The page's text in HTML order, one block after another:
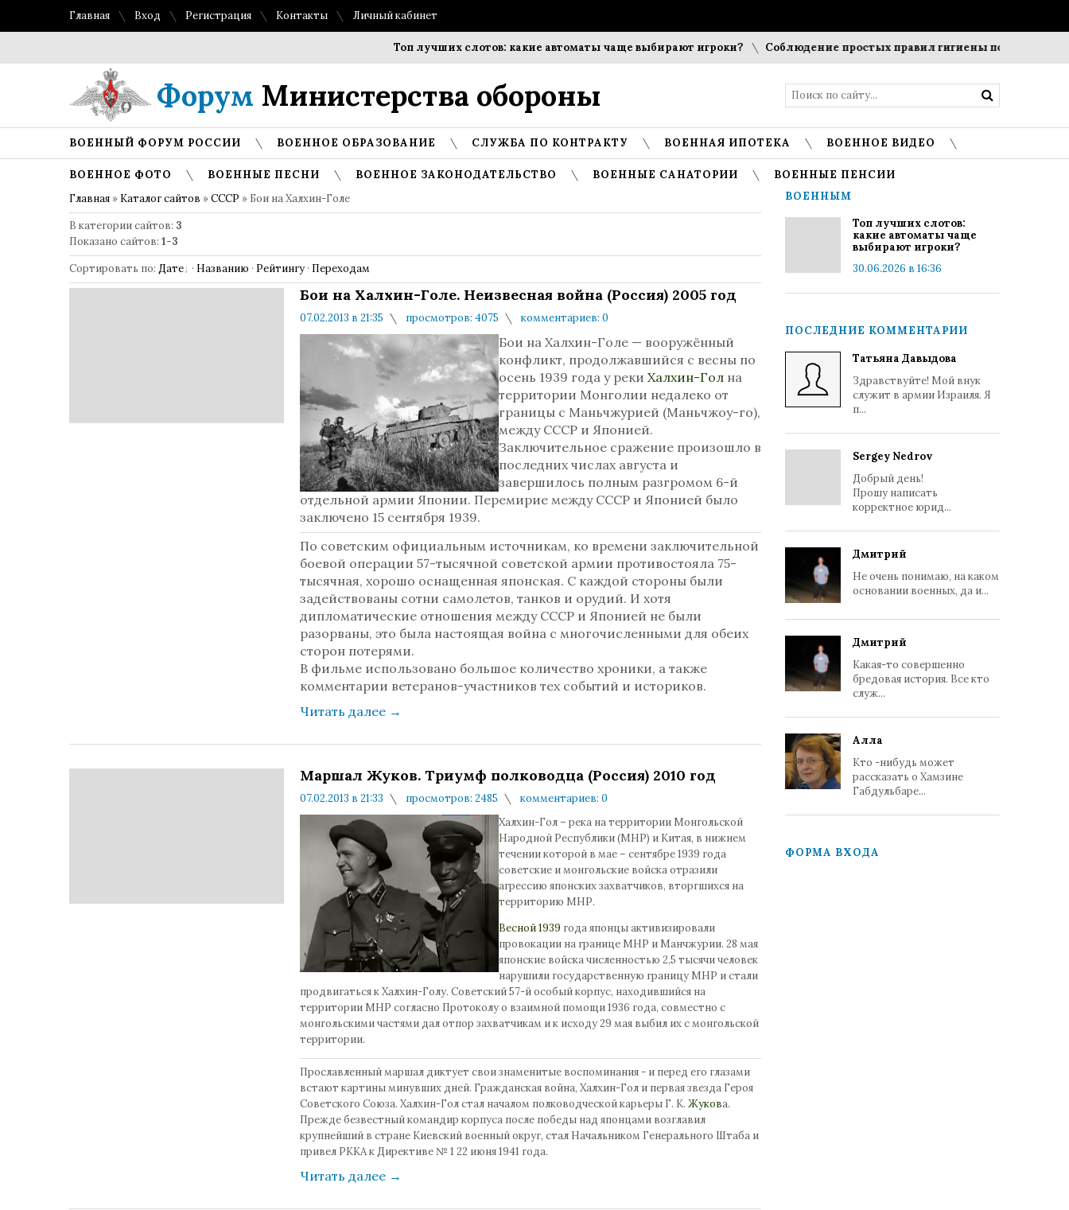
Главная Вход Регистрация Контакты Личный кабинет
Топ лучших слотов: какие автоматы чаще выбирают игроки? Соблюдение простых правил гигиены помогает
Форум Министерства обороны
ВОЕННЫЙ ФОРУМ РОССИИ ВОЕННОЕ ОБРАЗОВАНИЕ СЛУЖБА ПО КОНТРАКТУ ВОЕННАЯ ИПОТЕКА ВОЕННОЕ ВИДЕО
ВОЕННОЕ ФОТО ВОЕННЫЕ ПЕСНИ ВОЕННОЕ ЗАКОНОДАТЕЛЬСТВО ВОЕННЫЕ САНАТОРИИ
ВОЕННЫЕ ПЕНСИИ
Главная » Каталог сайтов »СССР » Бои на Халхин-Голе
В категории сайтов: 3
Показано сайтов: 1-3
Сортировать по: Дате · Названию · Рейтингу· Переходам
Бои на Халхин-Голе. Неизвесная война (Россия) 2005 год
07.02.2013 в 21:35 просмотров: 4075 комментариев: 0
Бои на Халхин-Голе — вооружённый
конфликт, продолжавшийся с весны по
осень 1939 года у реки Халхин-Гол на
территории Монголии недалеко от
границы с Маньчжурией (Маньчжоу-го),
между СССР и Японией.
Заключительное сражение произошло в
последних числах августа и
завершилось полным разгромом 6-й
отдельной армии Японии. Перемирие между СССР и Японией было
заключено 15 сентября 1939.
По советским официальным источникам, ко времени заключительной
боевой операции 57-тысячной советской армии противостояла 75-
тысячная, хорошо оснащенная японская. С каждой стороны были
задействованы сотни самолетов, танков и орудий. И хотя
дипломатические отношения между СССР и Японией не были
разорваны, это была настоящая война с многочисленными для обеих
сторон потерями.
В фильме использовано большое количество хроники, а также
комментарии ветеранов-участников тех событий и историков.
Читать далее →
Маршал Жуков. Триумф полководца (Россия) 2010 год
07.02.2013 в 21:33 просмотров: 2485
комментариев: 0
Халхин-Гол – река на территории Монгольской
Народной Республики (МНР) и Китая, в нижнем
течении которой в мае – сентябре 1939 года
советские и монгольские войска отразили
агрессию японских захватчиков, вторгшихся на
территорию МНР.
Весной 1939 года японцы активизировали
провокации на границе МНР и Манчжурии. 28 мая
японские войска численностью 2,5 тысячи человек
нарушили государственную границу МНР и стали
продвигаться к Халхин-Голу. Советский 57-й особый корпус, находившийся на
территории МНР согласно Протоколу о взаимной помощи 1936 года, совместно с
монгольскими частями дал отпор захватчикам и к исходу 29 мая выбил их с монгольской
территории.
Прославленный маршал диктует свои знаменитые воспоминания - и перед его глазами
встают картины минувших дней. Гражданская война, Халхин-Гол и первая звезда Героя
Советского Союза. Халхин-Гол стал началом полководческой карьеры Г. К. Жукова.
Прежде безвестный командир корпуса после победы над японцами возглавил
крупнейший в стране Киевский военный округ, стал Начальником Генерального Штаба и
привел РККА к Директиве № 1 22 июня 1941 года.
Читать далее →
ВОЕННЫМ
Топ лучших слотов:
какие автоматы чаще
выбирают игроки?
30.06.2026 в 16:36
ПОСЛЕДНИЕ КОММЕНТАРИИ
Татьяна Давыдова
Здравствуйте! Мой внук
служит в армии Израиля. Я
п...
Sergey Nedrov
Добрый день!
Прошу написать
корректное юрид...
Дмитрий
Не очень понимаю, на каком
основании военных, да и...
Дмитрий
Какая-то совершенно
бредовая история. Все кто
служ...
Алла
Кто -нибудь может
рассказать о Хамзине
Габдульбаре...
ФОРМА ВХОДА